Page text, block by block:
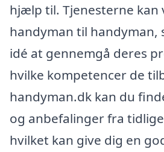
hjælp til. Tjenesterne kan
handyman til handyman,
idé at gennemgå deres
hvilke kompetencer de
handyman.dk kan du
og anbefalinger fra
hvilket kan give dig en